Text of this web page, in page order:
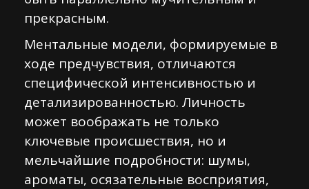
прекрасным.
Ментальные модели, формируемые в
ходе предчувствия, отличаются
специфической интенсивностью и
детализированностью. Личность
может воображать не только
ключевые происшествия, но и
мельчайшие подробности: шумы,
ароматы, осязательные восприятия,